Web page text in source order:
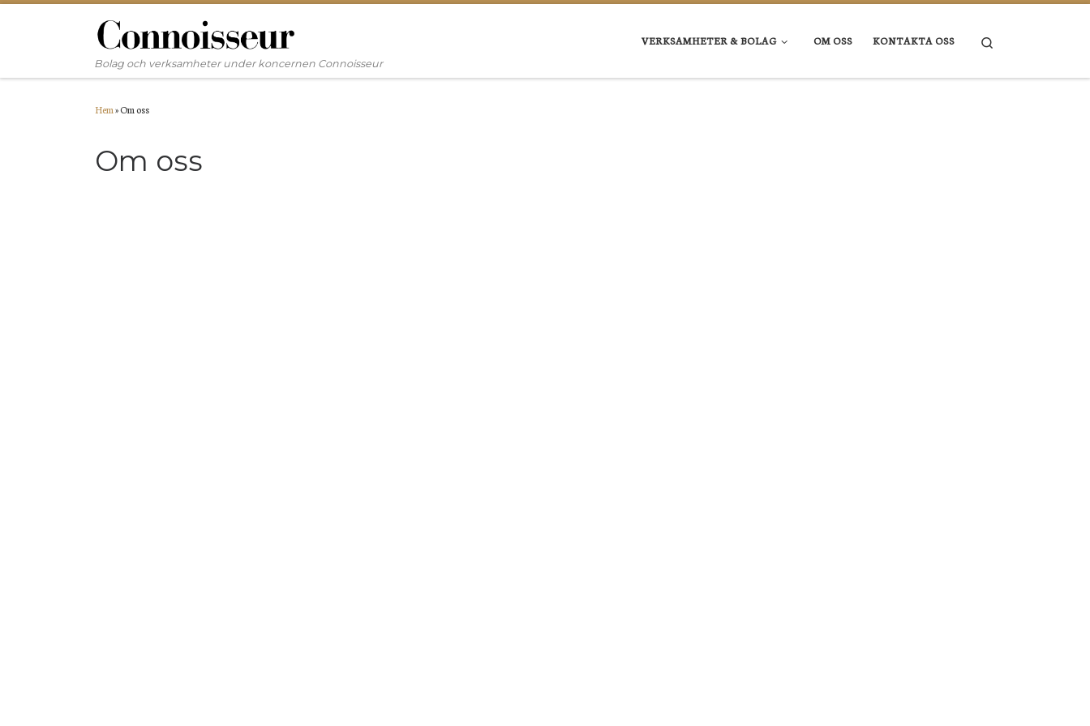
Hoppa till innehåll
Bolag och verksamheter under koncernen Connoisseur
VERKSAMHETER & BOLAG OM OSS KONTAKTA OSS
Hem»Om oss
Om oss